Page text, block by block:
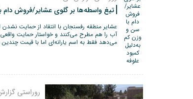
تیغ واسطه‌ها بر گلوی عشایر/فروش دام
عشایر منطقه رفسنجان با انتقاد از حمایت
آب را هم مطرح می‌کنند و خواستار حمایت
می‌دهد فقط به اسم یارانه‌ای اما با قیمت چندین
روراستی